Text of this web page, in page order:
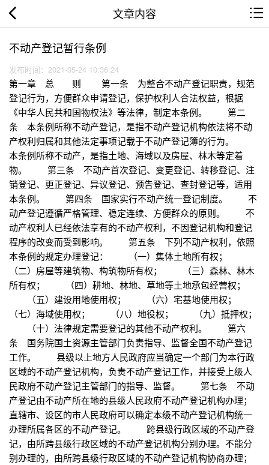
文章内容
不动产登记暂行条例
发布时间：2021-05-24 10:36:24
第一章 总 则 第一条 为整合不动产登记职责，规范
登记行为，方便群众申请登记，保护权利人合法权益，根据
《中华人民共和国物权法》等法律，制定本条例。 第二
条 本条例所称不动产登记，是指不动产登记机构依法将不动
产权利归属和其他法定事项记载于不动产登记簿的行为。
本条例所称不动产，是指土地、海域以及房屋、林木等定着
物。 第三条 不动产首次登记、变更登记、转移登记、注
销登记、更正登记、异议登记、预告登记、查封登记等，适用
本条例。 第四条 国家实行不动产统一登记制度。 不
动产登记遵循严格管理、稳定连续、方便群众的原则。 不
动产权利人已经依法享有的不动产权利，不因登记机构和登记
程序的改变而受到影响。 第五条 下列不动产权利，依照
本条例的规定办理登记： （一）集体土地所有权；
（二）房屋等建筑物、构筑物所有权； （三）森林、林木
所有权； （四）耕地、林地、草地等土地承包经营权；
（五）建设用地使用权； （六）宅基地使用权；
（七）海域使用权； （八）地役权； （九）抵押权；
（十）法律规定需要登记的其他不动产权利。 第六
条 国务院国土资源主管部门负责指导、监督全国不动产登记
工作。 县级以上地方人民政府应当确定一个部门为本行政
区域的不动产登记机构，负责不动产登记工作，并接受上级人
民政府不动产登记主管部门的指导、监督。 第七条 不动
产登记由不动产所在地的县级人民政府不动产登记机构办理；
直辖市、设区的市人民政府可以确定本级不动产登记机构统一
办理所属各区的不动产登记。 跨县级行政区域的不动产登
记，由所跨县级行政区域的不动产登记机构分别办理。不能分
别办理的，由所跨县级行政区域的不动产登记机构协商办理；